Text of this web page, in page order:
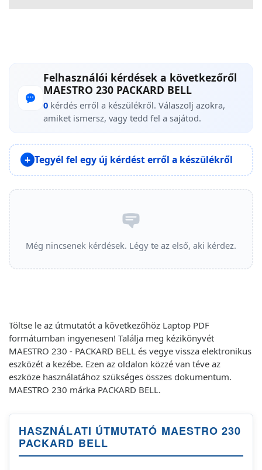
Felhasználói kérdések a következőről
MAESTRO 230 PACKARD BELL
0 kérdés erről a készülékről. Válaszolj azokra,
amiket ismersz, vagy tedd fel a sajátod.
Tegyél fel egy új kérdést erről a készülékről
Még nincsenek kérdések. Légy te az első, aki kérdez.
Töltse le az útmutatót a következőhöz Laptop PDF
formátumban ingyenesen! Találja meg kézikönyvét
MAESTRO 230 - PACKARD BELL és vegye vissza elektronikus
eszközét a kezébe. Ezen az oldalon közzé van téve az
eszköze használatához szükséges összes dokumentum.
MAESTRO 230 márka PACKARD BELL.
HASZNÁLATI ÚTMUTATÓ MAESTRO 230
PACKARD BELL